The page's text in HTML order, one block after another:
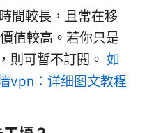
間較長，且常在移
值較高。若你只是
則可暫不訂閱。 如
vpn：详细图文教程